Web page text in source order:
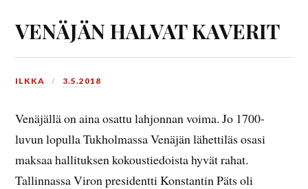
VENÄJÄN HALVAT KAVERIT
ILKKA 3.5.2018
Venäjällä on aina osattu lahjonnan voima. Jo 1700-
luvun lopulla Tukholmassa Venäjän lähettiläs osasi
maksaa hallituksen kokoustiedoista hyvät rahat.
Tallinnassa Viron presidentti Konstantin Päts oli